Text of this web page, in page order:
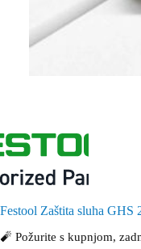
Festool Zaštita sluha GHS
🧨 Požurite s kupnjom,